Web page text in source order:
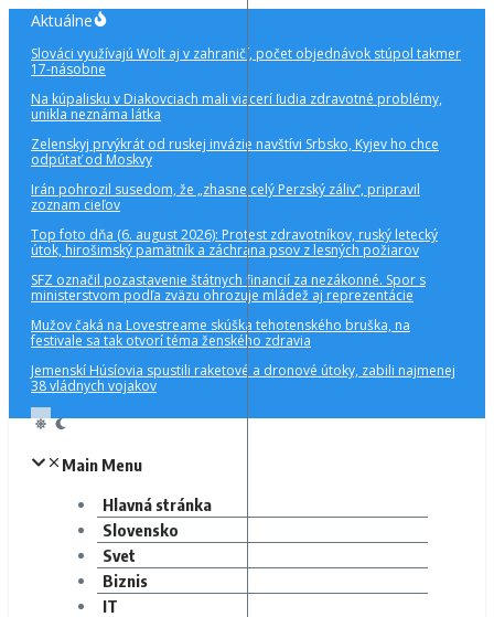
Preskočiť
obsah
Aktuálne
Slováci využívajú Wolt aj v zahraničí, počet objednávok stúpol takmer
17-násobne
Na kúpalisku v Diakovciach mali viacerí ľudia zdravotné problémy,
unikla neznáma látka
Zelenskyj prvýkrát od ruskej invázie navštívi Srbsko, Kyjev ho chce
odpútať od Moskvy
Irán pohrozil susedom, že „zhasne celý Perzský záliv“, pripravil
zoznam cieľov
Top foto dňa (6. august 2026): Protest zdravotníkov, ruský letecký
útok, hirošimský pamätník a záchrana psov z lesných požiarov
SFZ označil pozastavenie štátnych financií za nezákonné. Spor s
ministerstvom podľa zväzu ohrozuje mládež aj reprezentácie
Mužov čaká na Lovestreame skúška tehotenského bruška, na
festivale sa tak otvorí téma ženského zdravia
Jemenskí Húsíovia spustili raketové a dronové útoky, zabili najmenej
38 vládnych vojakov
Main Menu
Hlavná stránka
Slovensko
Svet
Biznis
IT